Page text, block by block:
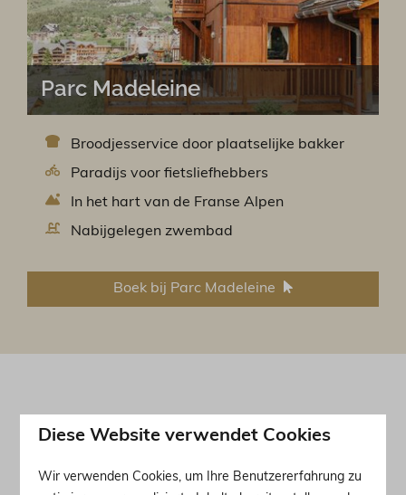
Parc Madeleine
Broodjesservice door plaatselijke bakker
Paradijs voor fietsliefhebbers
In het hart van de Franse Alpen
Nabijgelegen zwembad
Boek bij Parc Madeleine
Comfortabel
Diese Website verwendet Cookies
Wir verwenden Cookies, um Ihre Benutzererfahrung zu